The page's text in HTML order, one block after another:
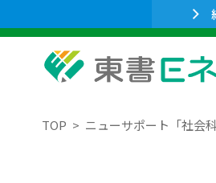
TOP ニューサポート「社会